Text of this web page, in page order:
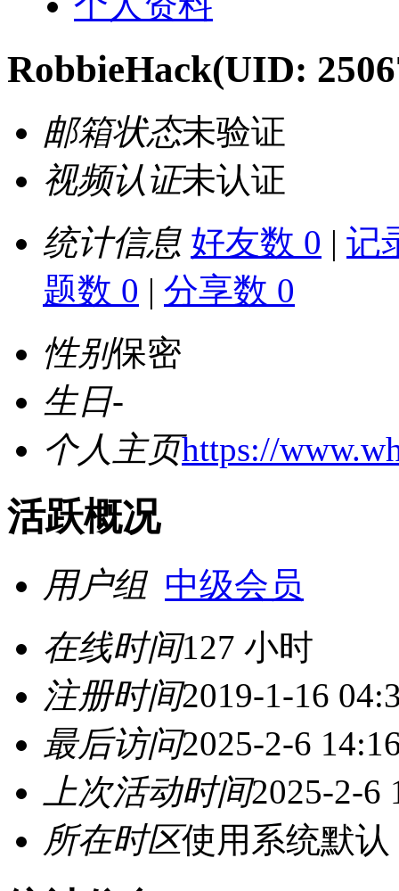
RobbieHack(UID:
邮箱状态未验证
视频认证未认证
统计信息 好友数 0 | 记
题数 0 | 分享数 0
性别保密
生日-
个人主页https://
活跃概况
用户组 中级会员
在线时间127 小时
注册时间2019-1-16
最后访问2025-2-6
上次活动时间2025-2-6
所在时区使用系统默认